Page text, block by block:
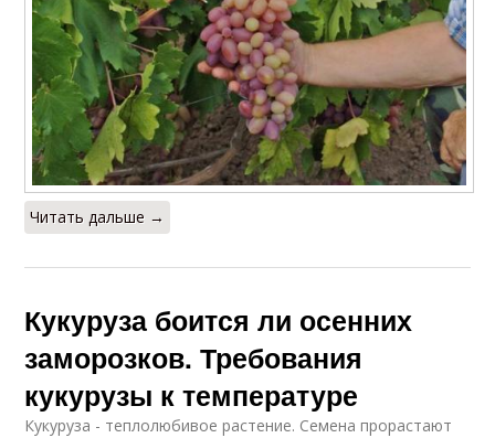
Читать дальше →
Кукуруза боится ли осенних
заморозков. Требования
кукурузы к температуре
Кукуруза - теплолюбивое растение. Семена прорастают